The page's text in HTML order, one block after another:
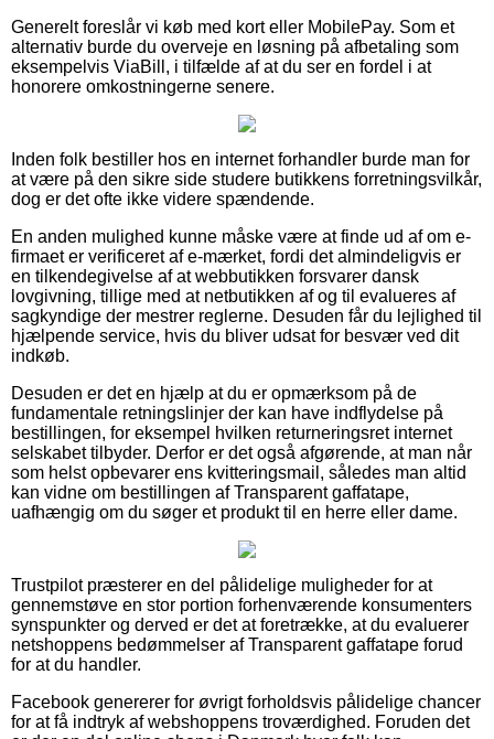
Generelt foreslår vi køb med kort eller MobilePay. Som et
alternativ burde du overveje en løsning på afbetaling som
eksempelvis ViaBill, i tilfælde af at du ser en fordel i at
honorere omkostningerne senere.
Inden folk bestiller hos en internet forhandler burde man for
at være på den sikre side studere butikkens forretningsvilkår,
dog er det ofte ikke videre spændende.
En anden mulighed kunne måske være at finde ud af om e-
firmaet er verificeret af e-mærket, fordi det almindeligvis er
en tilkendegivelse af at webbutikken forsvarer dansk
lovgivning, tillige med at netbutikken af og til evalueres af
sagkyndige der mestrer reglerne. Desuden får du lejlighed til
hjælpende service, hvis du bliver udsat for besvær ved dit
indkøb.
Desuden er det en hjælp at du er opmærksom på de
fundamentale retningslinjer der kan have indflydelse på
bestillingen, for eksempel hvilken returneringsret internet
selskabet tilbyder. Derfor er det også afgørende, at man når
som helst opbevarer ens kvitteringsmail, således man altid
kan vidne om bestillingen af Transparent gaffatape,
uafhængig om du søger et produkt til en herre eller dame.
Trustpilot præsterer en del pålidelige muligheder for at
gennemstøve en stor portion forhenværende konsumenters
synspunkter og derved er det at foretrække, at du evaluerer
netshoppens bedømmelser af Transparent gaffatape forud
for at du handler.
Facebook genererer for øvrigt forholdsvis pålidelige chancer
for at få indtryk af webshoppens troværdighed. Foruden det